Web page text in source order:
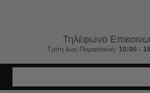
Τηλέφωνο
Τρίτη έως Παρασκευή: 10:00 -